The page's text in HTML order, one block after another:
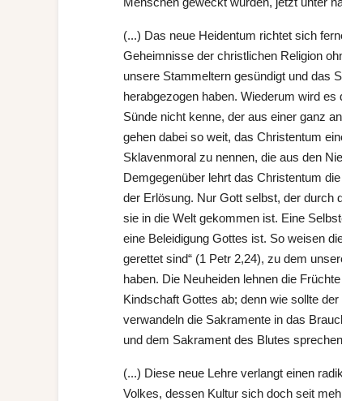
(...) Das neue Heidentum richtet sich
Geheimnisse der christlichen Religion
unsere Stammeltern gesündigt und das
herabgezogen haben. Wiederum wird
Sünde nicht kenne, der aus einer ganz
gehen dabei so weit, das Christentum
Sklavenmoral zu nennen, die aus den
Demgegenüber lehrt das Christentum
der Erlösung. Nur Gott selbst, der durch
sie in die Welt gekommen ist. Eine
eine Beleidigung Gottes ist. So weisen
gerettet sind“ (1 Petr 2,24), zu dem
haben. Die Neuheiden lehnen die
Kindschaft Gottes ab; denn wie sollte
verwandeln die Sakramente in das
und dem Sakrament des Blutes
(...) Diese neue Lehre verlangt einen
Volkes, dessen Kultur sich doch seit